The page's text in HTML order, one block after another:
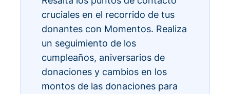
cruciales en el recorrido de tus
donantes con Momentos. Realiza
un seguimiento de los
cumpleaños, aniversarios de
donaciones y cambios en los
montos de las donaciones para